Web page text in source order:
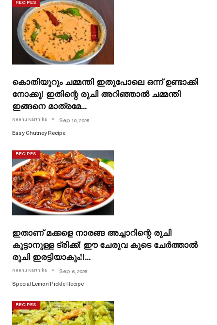
RECIPES
കൊതിയൂറും ചമ്മന്തി ഇതുപോലെ ഒന്ന് ഉണ്ടാക്കി
നോക്കൂ! ഇതിന്റെ രുചി അറിഞ്ഞാൽ ചമ്മന്തി
ഇങ്ങനെ മാത്രമേ…
Neenu Karthika Sep 10, 2025
Easy Chutney Recipe
RECIPES
ഇതാണ് മക്കളെ നാരങ്ങ അച്ചാറിന്റെ രുചി
കൂട്ടാനുള്ള ട്രിക്ക്! ഈ ചേരുവ കൂടെ ചേർത്താൽ
രുചി ഇരട്ടിയാകും!!…
Neenu Karthika Sep 6, 2025
Special Lemon Pickle Recipe
RECIPES